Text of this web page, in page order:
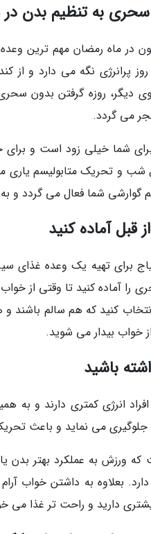
در ماه رمضان مهم ترین
پرانرژی نگه می دارد و
دیگر، روزه گرفتن بدون
می گردد.
شما خیلی زود است و برای
شب و تحریک متابولیسم
گوارشی شما فعال می گردد
برای تهیه یک وعده غذای
را آماده کنید تا وقتی از
کنید که هم سالم باشند و
خواب بیدار می شوید.
انرژی کمتری دارند و
جلوگیری می نماید و باعث
ورزش به عملکرد بهتر بدن
بعلاوه به داشتن خواب
دارید و راحت تر غذا می